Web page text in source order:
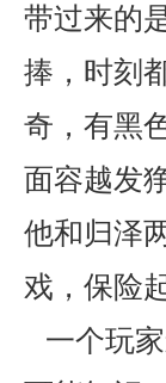
带过来的
捧，时刻
奇，有黑
面容越发
他和归泽
戏，保险
一个玩